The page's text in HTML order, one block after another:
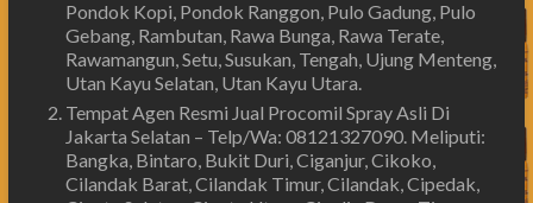
Pondok Kopi, Pondok Ranggon, Pulo Gadung, Pulo
Gebang, Rambutan, Rawa Bunga, Rawa Terate,
Rawamangun, Setu, Susukan, Tengah, Ujung Menteng,
Utan Kayu Selatan, Utan Kayu Utara.
Tempat Agen Resmi Jual Procomil Spray Asli Di
Jakarta Selatan – Telp/Wa: 08121327090. Meliputi:
Bangka, Bintaro, Bukit Duri, Ciganjur, Cikoko,
Cilandak Barat, Cilandak Timur, Cilandak, Cipedak,